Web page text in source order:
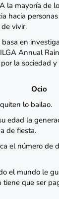
la mayoría de
hacia
vivir.
en
Annual
la sociedad
Ocio
lo bailao.
edad la
de fiesta.
el número de
el mundo le
tiene que ser